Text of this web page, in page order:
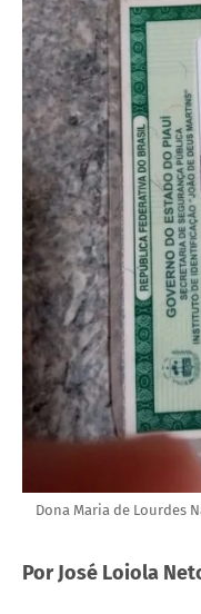
Dona Maria de Lourdes
Por José Loiola